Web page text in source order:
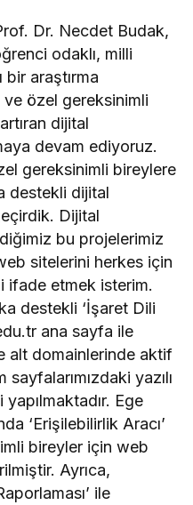
Dr. Necdet Budak,
odaklı, milli
bir araştırma
özel gereksinimli
dijital
devam ediyoruz.
gereksinimli bireylere
destekli dijital
Dijital
bu projelerimiz
sitelerini herkes için
ifade etmek isterim.
destekli ‘İşaret Dili
ana sayfa ile
alt domainlerinde aktif
yazılı
Ege
‘Erişilebilirlik Aracı’
bireyler için web
Ayrıca,
ile